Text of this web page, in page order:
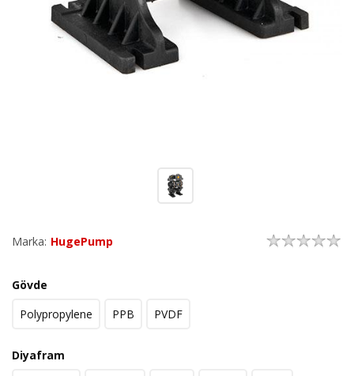
Marka: HugePump
Gövde
Polypropylene
PPB PVDF
Diyafram